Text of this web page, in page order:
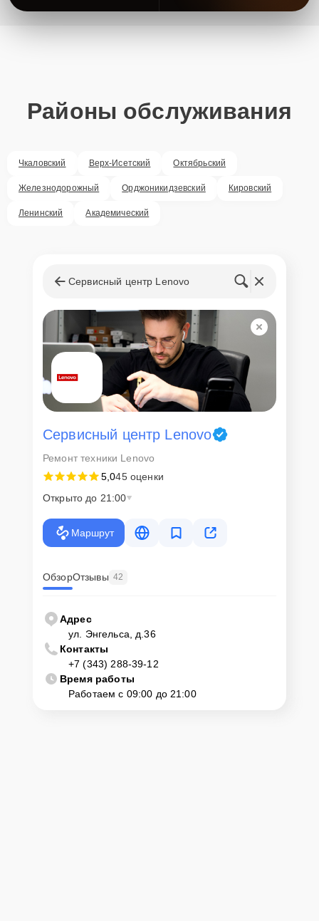
Районы обслуживания
Чкаловский Верх-Исетский Октябрьский
Железнодорожный Орджоникидзевский Кировский
Ленинский Академический
Сервисный центр Lenovo
Сервисный центр Lenovo
Ремонт техники Lenovo
5,045 оценки
Открыто до 21:00
Маршрут
ОбзорОтзывы 42
Адрес
ул. Энгельса, д.36
Контакты
+7 (343) 288-39-12
Время работы
Работаем с 09:00 до 21:00